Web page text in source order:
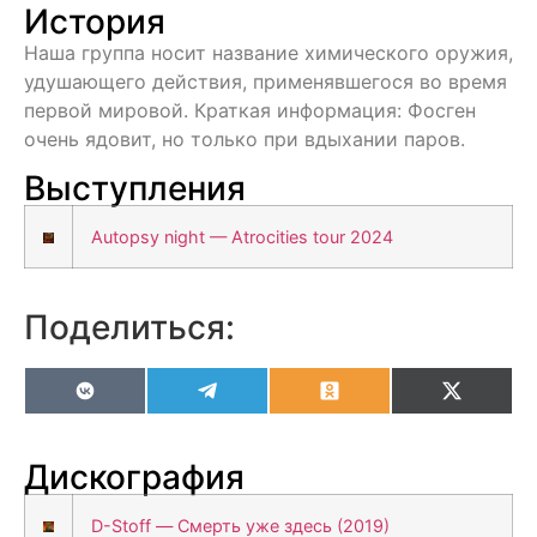
История
Наша группа носит название химического оружия,
удушающего действия, применявшегося во время
первой мировой. Краткая информация: Фосген
очень ядовит, но только при вдыхании паров.
Выступления
Autopsy night — Atrocities tour 2024
Поделиться:
VK OdnoklassnikiX
Дискография
D-Stoff — Смерть уже здесь (2019)